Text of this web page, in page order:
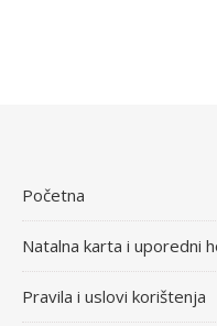
Početna
Natalna karta i uporedni
Pravila i uslovi korištenja